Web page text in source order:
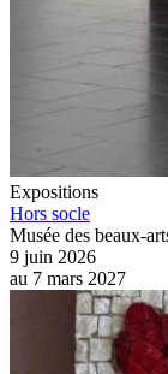
Expositions
Hors socle
Musée des beaux-
9 juin 2026
au 7 mars 2027